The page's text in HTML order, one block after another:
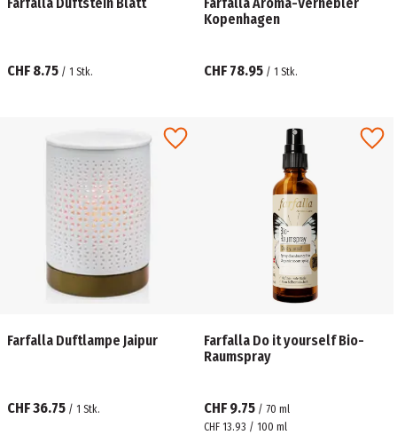
CHF 8.75 / 1 Stk.
Kopenhagen
CHF 78.95 / 1 Stk.
Farfalla Duftlampe Jaipur
CHF 36.75 / 1 Stk.
Farfalla Do it yourself Bio-
Raumspray
CHF 9.75 / 70 ml
CHF 13.93 / 100 ml